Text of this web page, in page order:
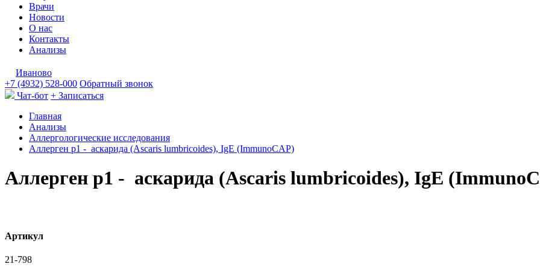
Врачи
Новости
О нас
Контакты
Анализы
Иваново
+7 (4932) 528-000 Обратный звонок
Чат-бот + Записаться
Главная
Анализы
Аллергологические исследования
Аллерген p1 - аскарида (Ascaris lumbricoides), IgE (ImmunoCAP)
Аллерген p1 - аскарида (Ascaris lumbricoides), IgE
Артикул
21-798